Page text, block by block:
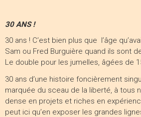
30 ANS !
30 ans ! C’est bien plus que l’âge
Sam ou Fred Burguière quand ils sont
Le double pour les jumelles, âgées de
30 ans d’une histoire foncièrement
marquée du sceau de la liberté, à tous
dense en projets et riches en
peut ici qu’en exposer les grandes